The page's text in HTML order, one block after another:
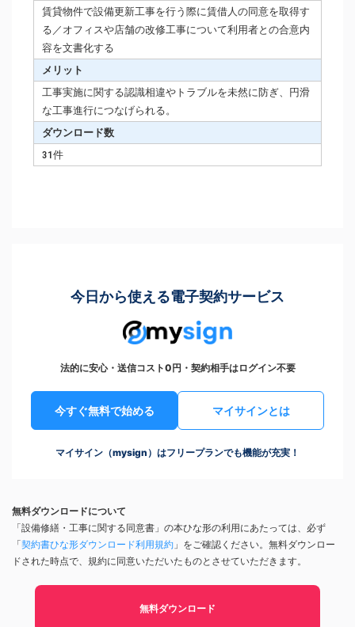
賃貸物件で設備更新工事を行う際に賃借人の同意を取得す
る／オフィスや店舗の改修工事について利用者との合意内
容を文書化する
メリット
工事実施に関する認識相違やトラブルを未然に防ぎ、円滑
な工事進行につなげられる。
ダウンロード数
31件
今日から使える電子契約サービス
法的に安心・送信コスト0円・契約相手はログイン不要
今すぐ無料で始める マイサインとは
マイサイン（mysign）はフリープランでも機能が充実！
無料ダウンロードについて
「設備修繕・工事に関する同意書」の本ひな形の利用にあたっては、必ず
「契約書ひな形ダウンロード利用規約 」をご確認ください。無料ダウンロー
ドされた時点で、規約に同意いただいたものとさせていただきます。
無料ダウンロード